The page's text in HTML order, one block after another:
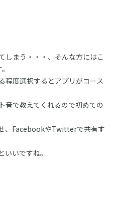
しまう・・・、そんな方にはこ
程度選択するとアプリがコース
音で教えてくれるので初めての
、FacebookやTwitterで共有す
いですね。